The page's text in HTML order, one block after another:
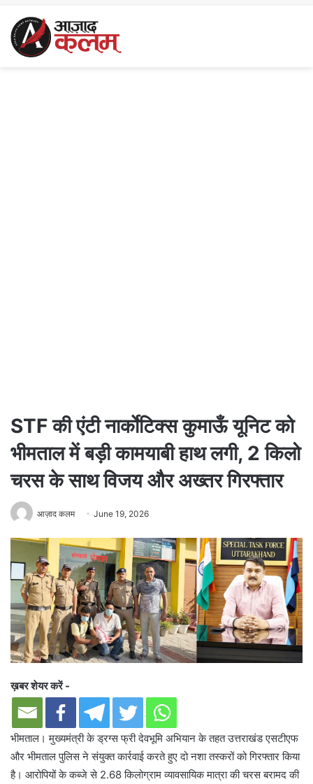
STF की एंटी नार्काेटिक्स कुमाऊँ यूनिट को
भीमताल में बड़ी कामयाबी हाथ लगी, 2 किलो
चरस के साथ विजय और अख्तर गिरफ्तार
आज़ाद कलम June 19, 2026
ख़बर शेयर करें -
भीमताल। मुख्यमंत्री के ड्रग्स फ्री देवभूमि अभियान के तहत उत्तराखंड एसटीएफ
और भीमताल पुलिस ने संयुक्त कार्रवाई करते हुए दो नशा तस्करों को गिरफ्तार किया
है। आरोपियों के कब्जे से 2.68 किलोग्राम व्यावसायिक मात्रा की चरस बरामद की